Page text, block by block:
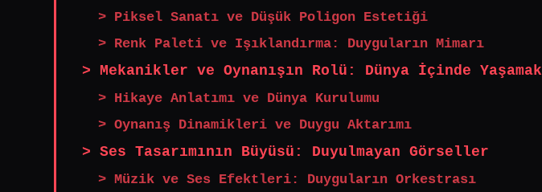
> Piksel Sanatı ve Düşük Poligon Estetiği
> Renk Paleti ve Işıklandırma: Duyguların Mimarı
> Mekanikler ve Oynanışın Rolü: Dünya İçinde Yaşamak
> Hikaye Anlatımı ve Dünya Kurulumu
> Oynanış Dinamikleri ve Duygu Aktarımı
> Ses Tasarımının Büyüsü: Duyulmayan Görseller
> Müzik ve Ses Efektleri: Duyguların Orkestrası